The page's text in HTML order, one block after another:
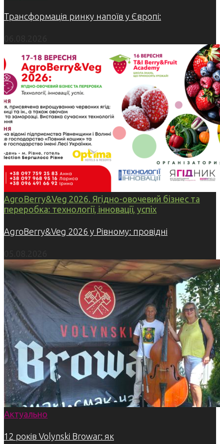
Трансформація ринку напоїв у Європі:
AgroBerry&Veg 2026. Ягідно-овочевий бізнес та
переробка: технології, інновації, успіх
AgroBerry&Veg 2026 у Рівному: провідні
Актуально
12 років Volynski Browar: як